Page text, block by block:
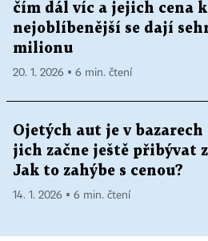
čím dál víc a jejich cena
nejoblíbenější se dají
milionu
20. 1. 2026 ▪ 6 min. čtení
Ojetých aut je v bazarech
jich začne ještě přibývat
Jak to zahýbe s cenou?
14. 1. 2026 ▪ 6 min. čtení